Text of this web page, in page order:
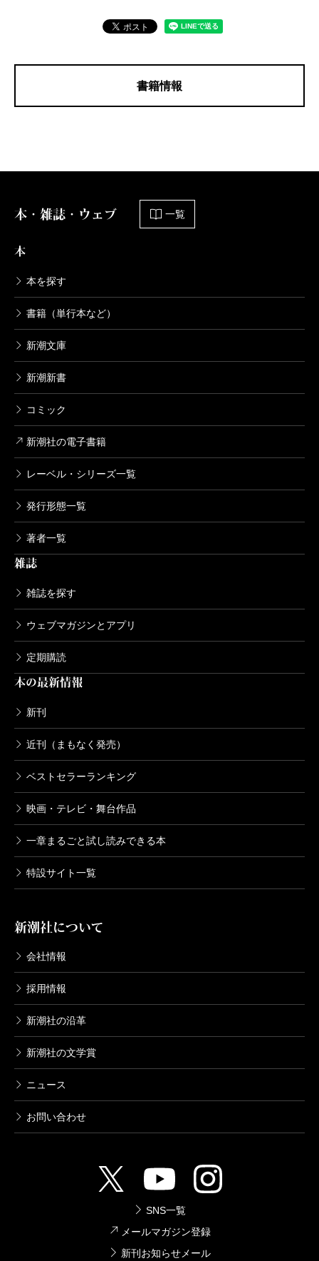
書籍情報
本・雑誌・ウェブ 一覧
本
本を探す
書籍（単行本など）
新潮文庫
新潮新書
コミック
新潮社の電子書籍
レーベル・シリーズ一覧
発行形態一覧
著者一覧
雑誌
雑誌を探す
ウェブマガジンとアプリ
定期購読
本の最新情報
新刊
近刊（まもなく発売）
ベストセラーランキング
映画・テレビ・舞台作品
一章まるごと試し読みできる本
特設サイト一覧
新潮社について
会社情報
採用情報
新潮社の沿革
新潮社の文学賞
ニュース
お問い合わせ
SNS一覧
メールマガジン登録
新刊お知らせメール